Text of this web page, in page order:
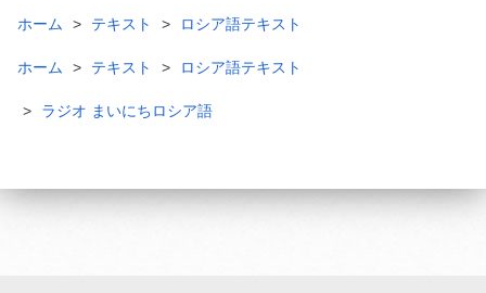
ホーム テキスト ロシア語テキスト
ホーム テキスト ロシア語テキスト
ラジオ まいにちロシア語